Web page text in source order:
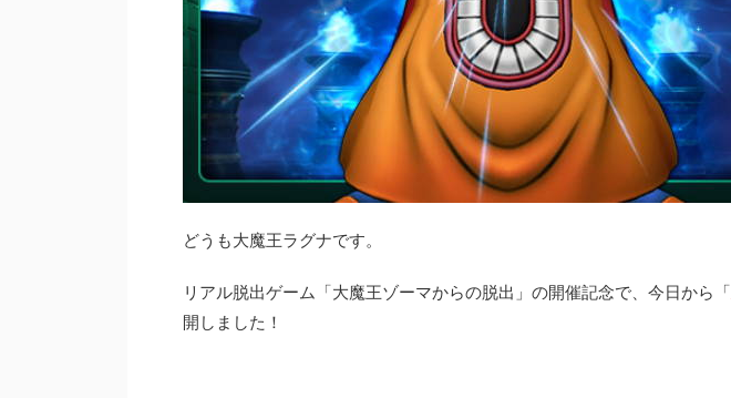
どうも大魔王ラグナです。
リアル脱出ゲーム「大魔王ゾーマからの脱出」の開催記念で、今日から「
開しました！